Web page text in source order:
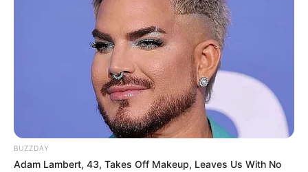
Tempel, das Tiefseelabyrinth mit einem
überdimensionalen U-Boot, der Weg durch Kongo King im
dunklen Herz Afrikas und das Zauberlabyrinth. Die vier
Welten sind sogar so spannend, dass der Eintritt für
Kinder unter 12 Jahren nur in Begleitung mit
Erwachsenen gestattet ist.
Zoologischer Garten Leipzig(4 mal
BUZZDAY
Adam Lambert, 43, Takes Off Makeup, Leaves Us With No